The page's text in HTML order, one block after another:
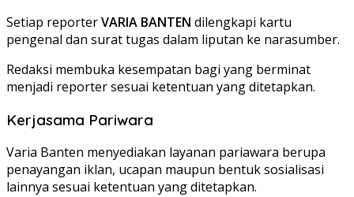
Setiap reporterVARIA BANTEN dilengkapi kartu
pengenal dan surat tugas dalam liputan ke narasumber.
Redaksi membuka kesempatan bagi yang berminat
menjadi reporter sesuai ketentuan yang ditetapkan.
Kerjasama Pariwara
Varia Banten menyediakan layanan pariawara berupa
penayangan iklan, ucapan maupun bentuk sosialisasi
lainnya sesuai ketentuan yang ditetapkan.